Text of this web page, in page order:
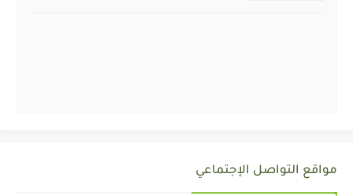
مواقع التواصل الإجتماعي